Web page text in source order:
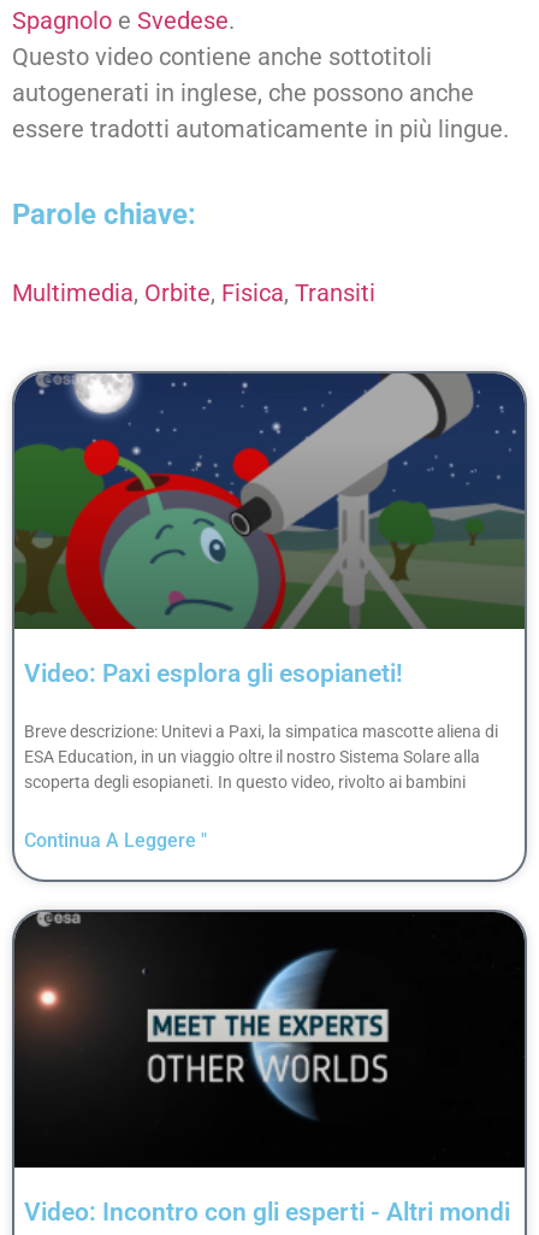
Spagnolo e Svedese.
Questo video contiene anche sottotitoli
autogenerati in inglese, che possono anche
essere tradotti automaticamente in più lingue.
Parole chiave:
Multimedia, Orbite, Fisica, Transiti
Video: Paxi esplora gli esopianeti!
Breve descrizione: Unitevi a Paxi, la simpatica mascotte aliena di
ESA Education, in un viaggio oltre il nostro Sistema Solare alla
scoperta degli esopianeti. In questo video, rivolto ai bambini
Continua A Leggere "
Video: Incontro con gli esperti - Altri mondi